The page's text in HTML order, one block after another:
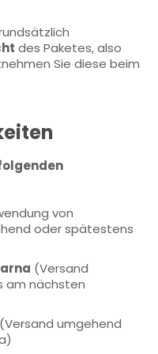
des Paketes, also
Sie diese beim
von
oder spätestens
(Versand
am nächsten
(Versand umgehend